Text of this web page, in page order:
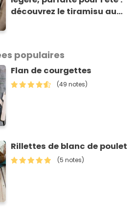
découvrez le tiramisu au
populaires
Flan de courgettes
(49 notes)
Rillettes de blanc de poulet
(5 notes)